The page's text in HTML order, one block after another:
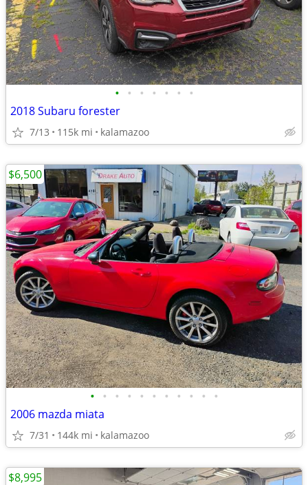
• • • • • • •
2018 Subaru forester
7/13 115k mi kalamazoo
• • • • • • • • • • •
2006 mazda miata
7/31 144k mi kalamazoo
$6,500
$8,995